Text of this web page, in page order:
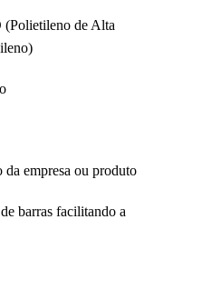
(Polietileno de Alta
da empresa ou produto
barras facilitando a